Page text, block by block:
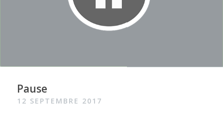
Pause
12 SEPTEMBRE 2017